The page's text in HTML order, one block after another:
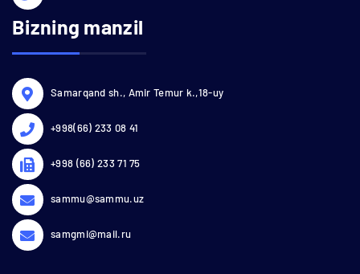
Bizning manzil
Samarqand sh., Amir Temur k.,18-uy
+998(66) 233 08 41
+998 (66) 233 71 75
sammu@sammu.uz
samgmi@mail.ru